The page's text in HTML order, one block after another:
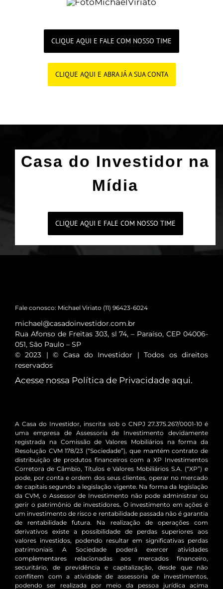
CLIQUE AQUI E FALE COM NOSSO TIME
CLIQUE AQUI E ABRA JÁ A SUA CONTA
Casa do Investidor na
Mídia
CLIQUE AQUI E FALE COM NOSSO TIME
Fale conosco: Michael Viriato (11) 96423-6024
michael@casadoinvestidor.com.br
Rua Afonso de Freitas 303, sl 74, – Paraíso, CEP 04006-
051, São Paulo – SP
© 2023 | © Casa do Investidor | Todos os direitos
reservados
Acesse nossa Política de Privacidade aqui.
A Casa do Investidor, inscrita sob o CNPJ 27.375.267/0001-10 é
uma empresa de Assessoria de Investimento devidamente
registrada na Comissão de Valores Mobiliários na forma da
Resolução CVM 178/23 (“Sociedade”), que mantém contrato de
distribuição de produtos financeiros com a XP Investimentos
Corretora de Câmbio, Títulos e Valores Mobiliários S.A. (“XP”) e
pode, por conta e ordem dos seus clientes, operar no mercado
de capitais segundo a legislação vigente. Na forma da legislação
da CVM, o Assessor de Investimento não pode administrar ou
gerir o patrimônio de investidores. O investimento em ações é
um investimento de risco e rentabilidade passada não é garantia
de rentabilidade futura. Na realização de operações com
derivativos existe a possibilidade de perdas superiores aos
valores investidos, podendo resultar em significativas perdas
patrimoniais A Sociedade poderá exercer atividades
complementares relacionadas aos mercados financeiro,
securitário, de previdência e capitalização, desde que não
conflitem com a atividade de assessoria de investimentos,
podendo ser realizada por meio da pessoa jurídica acima